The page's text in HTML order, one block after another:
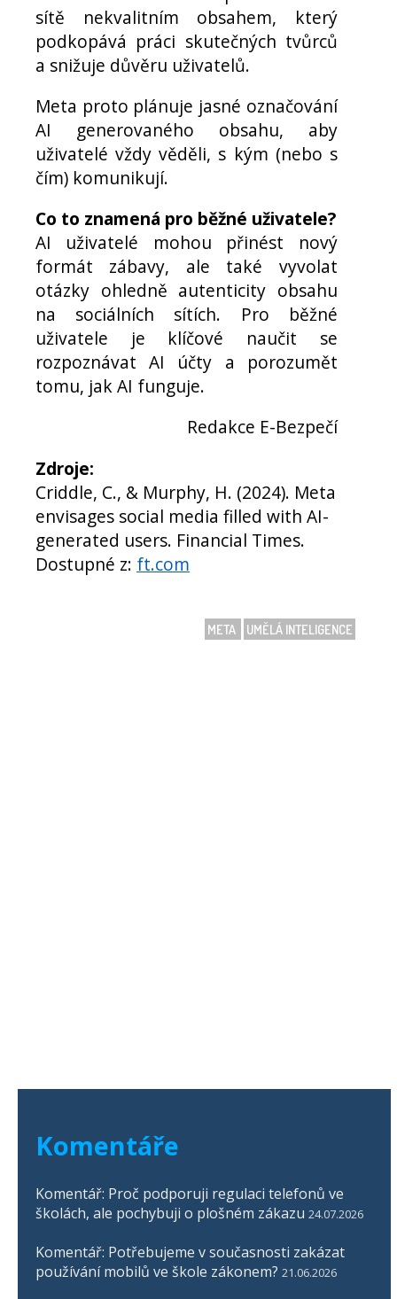
sítě nekvalitním obsahem, který
podkopává práci skutečných tvůrců
a snižuje důvěru uživatelů.
Meta proto plánuje jasné označování
AI generovaného obsahu, aby
uživatelé vždy věděli, s kým (nebo s
čím) komunikují.
Co to znamená pro běžné uživatele?
AI uživatelé mohou přinést nový
formát zábavy, ale také vyvolat
otázky ohledně autenticity obsahu
na sociálních sítích. Pro běžné
uživatele je klíčové naučit se
rozpoznávat AI účty a porozumět
tomu, jak AI funguje.
Redakce E-Bezpečí
Zdroje:
Criddle, C., & Murphy, H. (2024). Meta
envisages social media filled with AI-
generated users. Financial Times.
Dostupné z: ft.com
META UMĚLÁ INTELIGENCE
Komentáře
Komentář: Proč podporuji regulaci telefonů ve
školách, ale pochybuji o plošném zákazu 24.07.2026
Komentář: Potřebujeme v současnosti zakázat
používání mobilů ve škole zákonem? 21.06.2026